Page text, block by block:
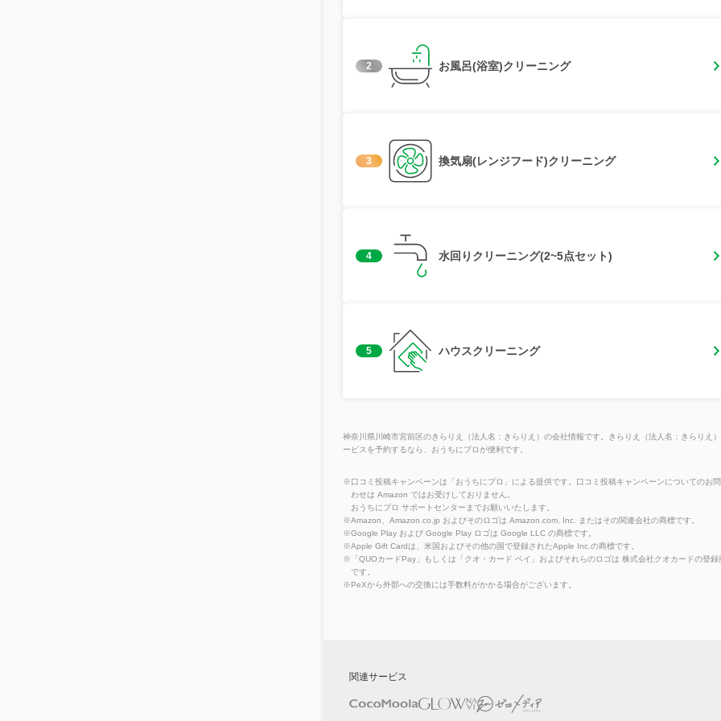
2 お風呂(浴室)クリーニング
3 換気扇(レンジフード)クリーニング
4 水回りクリーニング(2~5点セット)
5 ハウスクリーニング
神奈川県川崎市宮前区のきらりえ（法人名：きらりえ）の会社情報です。きらりえ（法人名：きらりえ
ービスを予約するなら、おうちにプロが便利です。
※口コミ投稿キャンペーンは「おうちにプロ」による提供です。口コミ投稿キャンペーンについてのお
わせは Amazon ではお受けしておりません。
おうちにプロ サポートセンターまでお願いいたします。
※Amazon、Amazon.co.jp およびそのロゴは Amazon.com, Inc. またはその関連会社の商標です。
※Google Play および Google Play ロゴは Google LLC の商標です。
※Apple Gift Cardは、米国およびその他の国で登録されたApple Inc.の商標です。
※「QUOカードPay」もしくは「クオ・カード ペイ」およびそれらのロゴは 株式会社クオカードの登録
です。
※PeXから外部への交換には手数料がかかる場合がございます。
関連サービス